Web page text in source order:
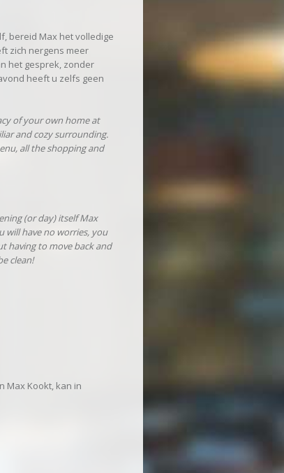
bereid Max het volledige
zich nergens meer
het gesprek, zonder
heeft u zelfs geen
of your own home at
and cozy surrounding.
all the shopping and
(or day) itself Max
will have no worries, you
having to move back and
clean!
Max Kookt, kan in